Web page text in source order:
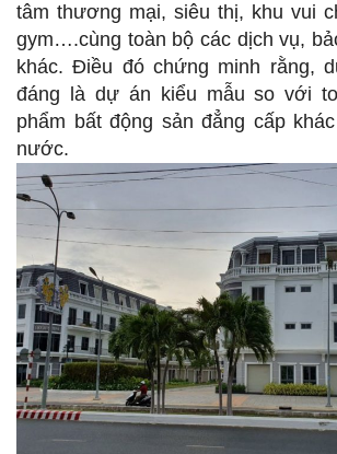
tâm thương mại, siêu thị, khu vui
gym….cùng toàn bộ các dịch vụ,
khác. Điều đó chứng minh rằng,
đáng là dự án kiểu mẫu so với
phẩm bất động sản đẳng cấp
nước.